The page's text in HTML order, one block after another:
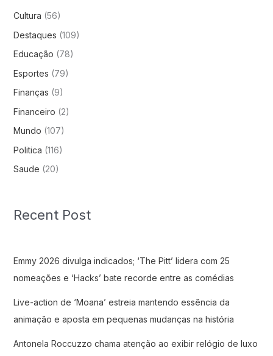
Cultura (56)
Destaques (109)
Educação (78)
Esportes (79)
Finanças (9)
Financeiro (2)
Mundo (107)
Politica (116)
Saude (20)
Recent Post
Emmy 2026 divulga indicados; ‘The Pitt’ lidera com 25
nomeações e ‘Hacks’ bate recorde entre as comédias
Live-action de ‘Moana’ estreia mantendo essência da
animação e aposta em pequenas mudanças na história
Antonela Roccuzzo chama atenção ao exibir relógio de luxo